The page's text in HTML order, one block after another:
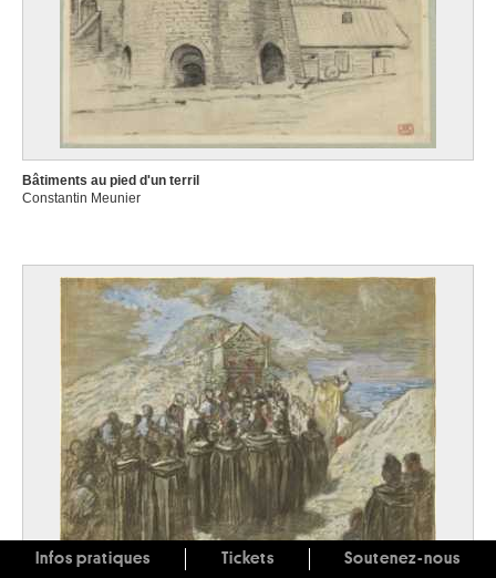
Bâtiments au pied d'un terril
Constantin Meunier
Infos pratiques Tickets Soutenez-nous